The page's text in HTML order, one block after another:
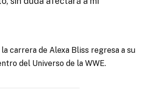
carrera de Alexa Bliss regresa a su
del Universo de la WWE.